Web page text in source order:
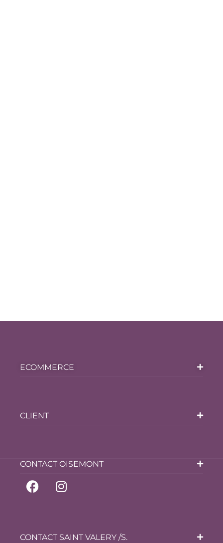
ECOMMERCE
CLIENT
CONTACT OISEMONT
CONTACT SAINT VALERY /S.